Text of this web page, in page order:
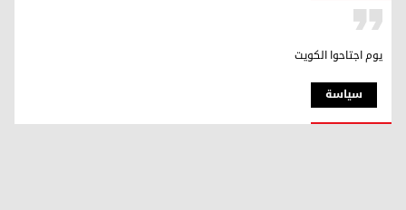
سیاسة
يوم اجتاحوا الكويت